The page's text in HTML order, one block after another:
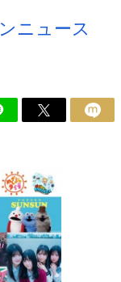
ニュース